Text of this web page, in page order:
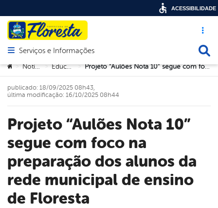
Acesso
Abrir menu principal de navegação
Serviços e Informações
Você está aqui:
> Notícias > Educação > Projeto “Aulões Nota 10” segue com foco na preparação dos alunos da rede municipal de ensino de Floresta
Projeto “Aulões Nota 10”
segue com foco na
preparação dos alunos da
rede municipal de ensino
de Floresta
publicado: 18/09/2025 08h43,
última modificação: 16/10/2025 08h44
ACESSIBILIDADE